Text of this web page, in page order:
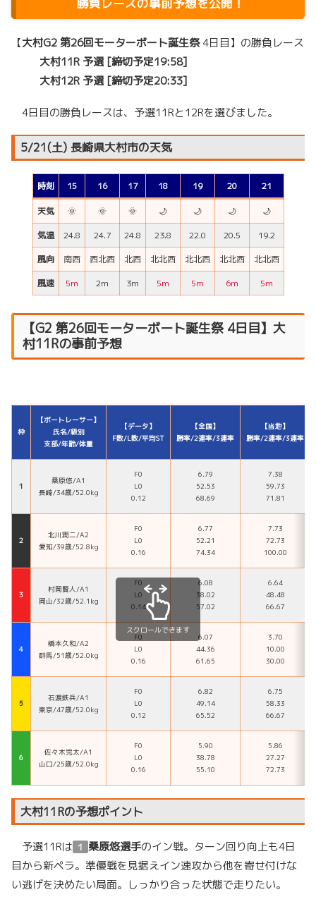
【大村G2 第26回モーターボート誕生祭4日目】の勝負レース
大村11R 予選 [締切予定19:58]
大村12R 予選 [締切予定20:33]
4日目の勝負レースは、予選11Rと12Rを選びました。
5/21(土) 長崎県大村市の天気
時刻 15 16 17 18 19 20 21
天気 🌞 🌞 🌞 🌙 🌙 🌙
🌙
気温
24.8 24.7 24.8 23.8 22.0 20.5
19.2
風向
南西 西北西 北西 北北西 北北西 北北西
北北西
風速
5m 2m 3m 5m 5m 6m 5m
【G2 第26回モーターボート誕生祭4日目】大
村11Rの事前予想
枠
【ボートレーサー】
氏名/級別
支部/年齢/体重
【データ】
F数/L数/平均ST
【全国】
勝率/2連率/3連率
【当地】
勝率/2連率/3連率
１
桑原悠/A1
長崎/34歳/52.0kg
F0
L0
0.12
6.79
52.53
68.69
7.38
59.73
71.81
２
北川潤二/A2
愛知/39歳/52.8kg
F0
L0
0.16
6.77
52.21
74.34
7.73
72.73
100.00
３
村岡賢人/A1
岡山/32歳/52.1kg
F0
L0
0.14
6.08
38.02
57.02
6.64
48.48
66.67
４
橋本久和/A2
群馬/51歳/52.0kg
F0
L0
0.16
6.07
44.36
61.65
3.70
10.00
30.00
５
石渡鉄兵/A1
東京/47歳/52.0kg
F0
L0
0.12
6.82
49.14
65.52
6.75
58.33
66.67
６
佐々木完太/A1
山口/25歳/52.0kg
F0
L0
0.16
5.90
38.78
55.10
5.86
27.27
72.73
スクロールできます
大村11Rの予想ポイント
予選11Rは １ 桑原悠選手のイン戦。ターン回り向上も4日
目から新ペラ。準優戦を見据えイン速攻から他を寄せ付けな
い逃げを決めたい局面。しっかり合った状態で走りたい。